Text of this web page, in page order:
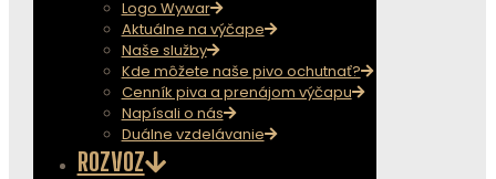
Logo Wywar
Aktuálne na výčape
Naše služby
Kde môžete naše pivo ochutnať?
Cenník piva a prenájom výčapu
Napísali o nás
Duálne vzdelávanie
ROZVOZ